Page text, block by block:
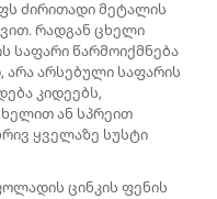
ძირითადი მეტალის
რადგან ცხელი
საფარი წარმოიქმნება
არა არსებული საფარის
კიდეებს,
ან სპრეით
ყველაზე სუსტი
ცინკის ფენის